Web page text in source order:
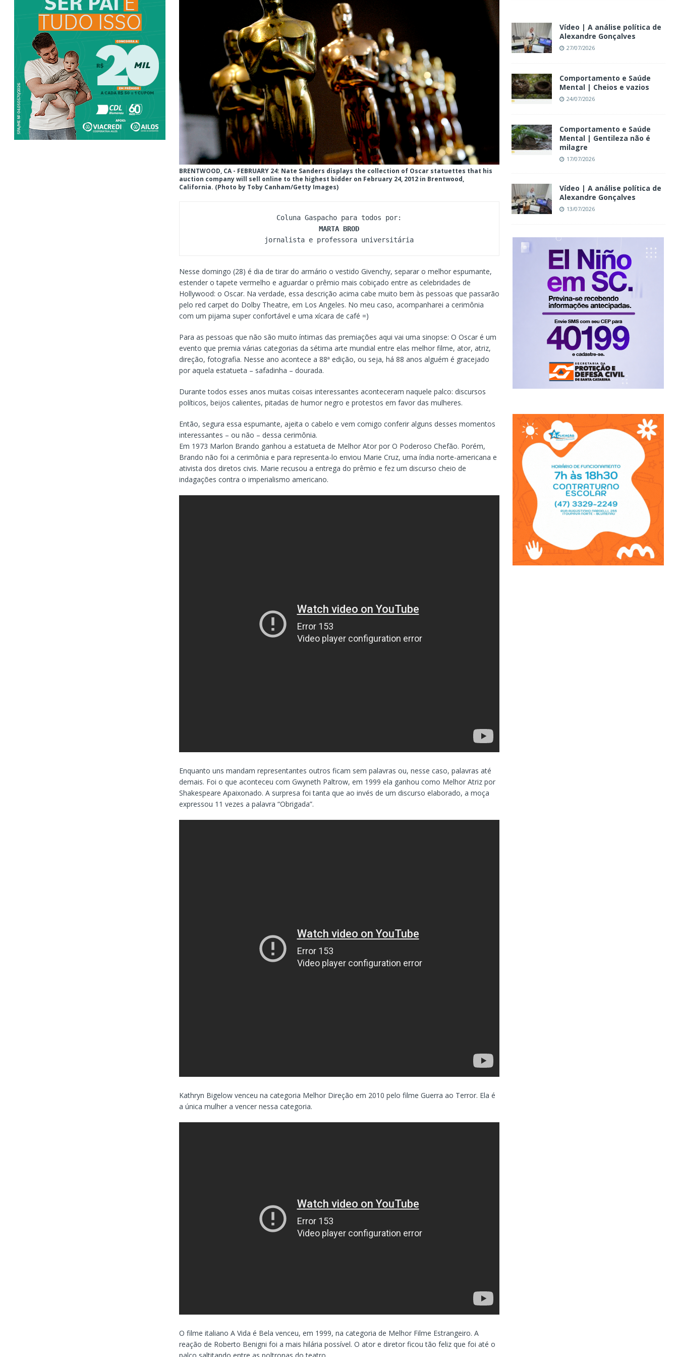
BRENTWOOD, CA - FEBRUARY 24: Nate Sanders displays the collection of Oscar statuettes that his
auction company will sell online to the highest bidder on February 24, 2012 in Brentwood,
California. (Photo by Toby Canham/Getty Images)
Coluna Gaspacho para todos por:
MARTA BROD
jornalista e professora universitária
Nesse domingo (28) é dia de tirar do armário o vestido Givenchy, separar o melhor espumante,
estender o tapete vermelho e aguardar o prêmio mais cobiçado entre as celebridades de
Hollywood: o Oscar. Na verdade, essa descrição acima cabe muito bem às pessoas que passarão
pelo red carpet do Dolby Theatre, em Los Angeles. No meu caso, acompanharei a cerimônia
com um pijama super confortável e uma xícara de café =)
Para as pessoas que não são muito íntimas das premiações aqui vai uma sinopse: O Oscar é um
evento que premia várias categorias da sétima arte mundial entre elas melhor filme, ator, atriz,
direção, fotografia. Nesse ano acontece a 88ª edição, ou seja, há 88 anos alguém é gracejado
por aquela estatueta – safadinha – dourada.
Durante todos esses anos muitas coisas interessantes aconteceram naquele palco: discursos
políticos, beijos calientes, pitadas de humor negro e protestos em favor das mulheres.
Então, segura essa espumante, ajeita o cabelo e vem comigo conferir alguns desses momentos
interessantes – ou não – dessa cerimônia.
Em 1973 Marlon Brando ganhou a estatueta de Melhor Ator por O Poderoso Chefão. Porém,
Brando não foi a cerimônia e para representa-lo enviou Marie Cruz, uma índia norte-americana e
ativista dos diretos civis. Marie recusou a entrega do prêmio e fez um discurso cheio de
indagações contra o imperialismo americano.
Enquanto uns mandam representantes outros ficam sem palavras ou, nesse caso, palavras até
demais. Foi o que aconteceu com Gwyneth Paltrow, em 1999 ela ganhou como Melhor Atriz por
Shakespeare Apaixonado. A surpresa foi tanta que ao invés de um discurso elaborado, a moça
expressou 11 vezes a palavra “Obrigada”.
Kathryn Bigelow venceu na categoria Melhor Direção em 2010 pelo filme Guerra ao Terror. Ela é
a única mulher a vencer nessa categoria.
O filme italiano A Vida é Bela venceu, em 1999, na categoria de Melhor Filme Estrangeiro. A
reação de Roberto Benigni foi a mais hilária possível. O ator e diretor ficou tão feliz que foi até o
Vídeo | A análise política de
Alexandre Gonçalves
27/07/2026
Comportamento e Saúde
Mental | Cheios e vazios
24/07/2026
Comportamento e Saúde
Mental | Gentileza não é
milagre
17/07/2026
Vídeo | A análise política de
Alexandre Gonçalves
13/07/2026